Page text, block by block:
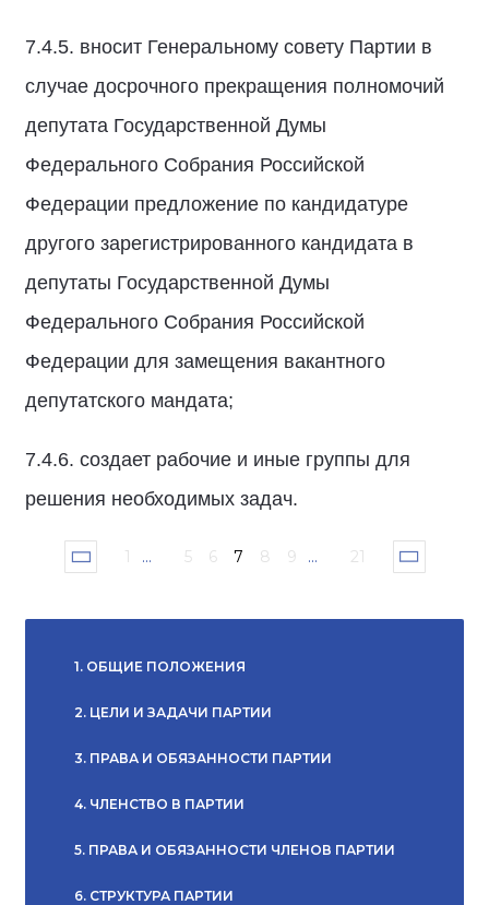
7.4.5. вносит Генеральному совету Партии в
случае досрочного прекращения полномочий
депутата Государственной Думы
Федерального Собрания Российской
Федерации предложение по кандидатуре
другого зарегистрированного кандидата в
депутаты Государственной Думы
Федерального Собрания Российской
Федерации для замещения вакантного
депутатского мандата;
7.4.6. создает рабочие и иные группы для
решения необходимых задач.
1 ... 5 6 7 8 9 ... 21
1. ОБЩИЕ ПОЛОЖЕНИЯ
2. ЦЕЛИ И ЗАДАЧИ ПАРТИИ
3. ПРАВА И ОБЯЗАННОСТИ ПАРТИИ
4. ЧЛЕНСТВО В ПАРТИИ
5. ПРАВА И ОБЯЗАННОСТИ ЧЛЕНОВ ПАРТИИ
6. СТРУКТУРА ПАРТИИ